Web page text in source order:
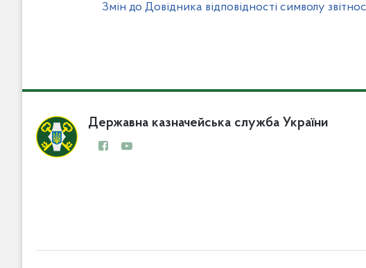
Змін до Довідника відповідності символу
Державна казначейська служба України